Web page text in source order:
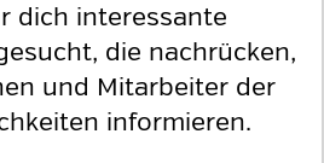
dich interessante
die nachrücken,
und Mitarbeiter der
informieren.